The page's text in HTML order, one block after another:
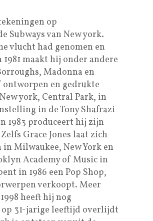
op
Subways van New york.
vlucht had genomen en
maakt hij onder andere
Madonna en
en gedrukte
york, Central Park, in
in de Tony Shafrazi
1983 produceert hij zijn
Grace Jones laat zich
Milwaukee, New York en
Academy of Music in
in 1986 een Pop Shop,
verkoopt. Meer
heeft hij nog
31-jarige leeftijd overlijdt